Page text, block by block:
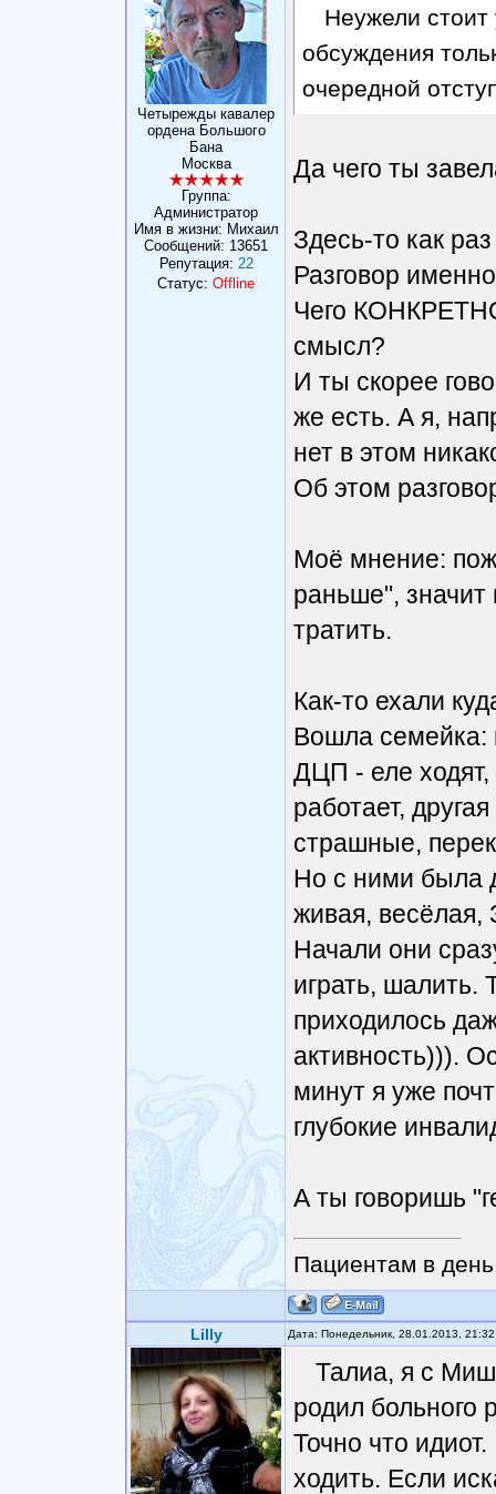
Четырежды кавалер
ордена Большого
Бана
Москва
Группа:
Администратор
Имя в жизни: Михаил
Сообщений: 13651
Репутация: 22
Статус: Offline
Неужели
обсуждения
очередной
Да чего ты
Здесь-то как
Разговор
Чего
смысл?
И ты скорее
же есть. А я,
нет в этом
Об этом
Моё мнение:
раньше", значит
тратить.
Как-то ехали
Вошла семейка:
ДЦП - еле ходят,
работает,
страшные,
Но с ними была
живая,
Начали они
играть, шалить.
приходилось
активность))).
минут я уже
глубокие
А ты говоришь
Пациентам в
Lilly Дата: Понедельник, 28.01.2013,
Талиа, я с
родил больного
Точно что
ходить. Если